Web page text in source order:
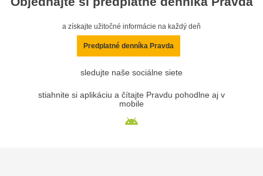
a získajte užitočné informácie na každý deň
Predplatné denníka Pravda
sledujte naše sociálne siete
stiahnite si aplikáciu a čítajte Pravdu pohodlne aj v
mobile